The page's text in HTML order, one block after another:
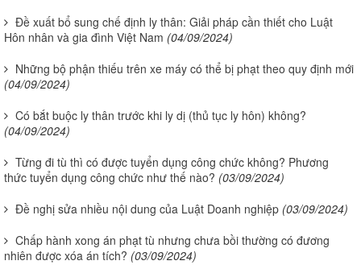
Đề xuất bổ sung chế định ly thân: Giải pháp cần thiết cho Luật
Hôn nhân và gia đình Việt Nam (04/09/2024)
Những bộ phận thiếu trên xe máy có thể bị phạt theo quy định mới
(04/09/2024)
Có bắt buộc ly thân trước khi ly dị (thủ tục ly hôn) không?
(04/09/2024)
Từng đi tù thì có được tuyển dụng công chức không? Phương
thức tuyển dụng công chức như thế nào? (03/09/2024)
Đề nghị sửa nhiều nội dung của Luật Doanh nghiệp (03/09/2024)
Chấp hành xong án phạt tù nhưng chưa bồi thường có đương
nhiên được xóa án tích? (03/09/2024)